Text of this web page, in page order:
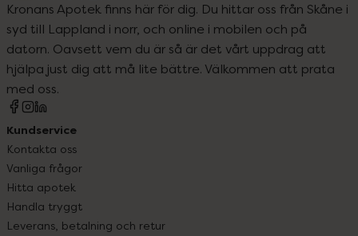
Kronans Apotek finns här för dig. Du hittar oss från Skåne i
syd till Lappland i norr, och online i mobilen och på
datorn. Oavsett vem du är så är det vårt uppdrag att
hjälpa just dig att må lite bättre. Välkommen att prata
med oss.
Kundservice
Kontakta oss
Vanliga frågor
Hitta apotek
Handla tryggt
Leverans, betalning och retur